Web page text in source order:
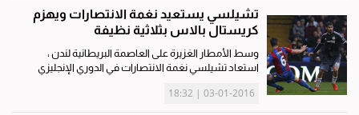
تشيلسي يستعيد نغمة الانتصارات ويهزم
كريستال بالاس بثلاثية نظيفة
وسط الأمطار الغزيرة على العاصمة البريطانية لندن ،
استعاد تشيلسي نغمة الانتصارات في الدوري الإنجليزي
03-01-2016 | 18:32